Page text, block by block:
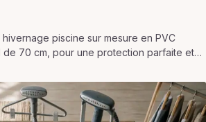
piscine sur mesure en PVC
70 cm, pour une protection parfaite et